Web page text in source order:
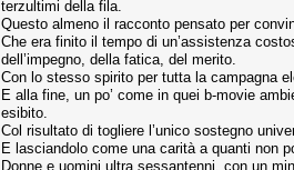
terzultimi della fila.
Questo almeno il racconto pensato per
Che era finito il tempo di un’assistenza
dell’impegno, della fatica, del merito.
Con lo stesso spirito per tutta la campagna
E alla fine, un po’ come in quei b-movie
esibito.
Col risultato di togliere l’unico sostegno
E lasciandolo come una carità a quanti non
Donne e uomini ultra sessantenni, con un